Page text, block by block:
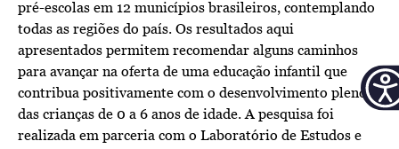
pré-escolas em 12 municípios brasileiros, contemplando
todas as regiões do país. Os resultados aqui
apresentados permitem recomendar alguns caminhos
para avançar na oferta de uma educação infantil que
contribua positivamente com o desenvolvimento pleno
das crianças de 0 a 6 anos de idade. A pesquisa foi
realizada em parceria com o Laboratório de Estudos e